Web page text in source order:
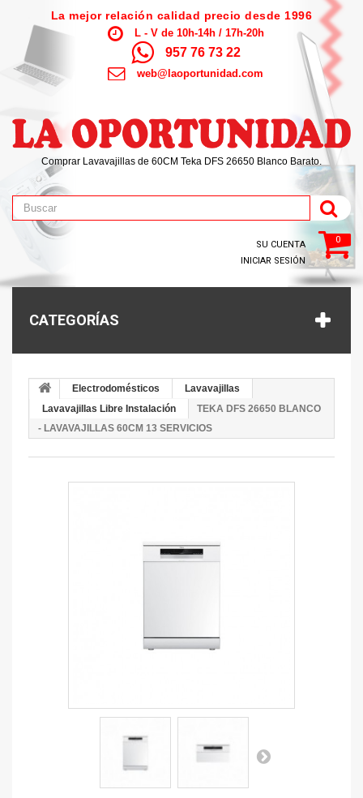
La mejor relación calidad precio desde 1996
L - V de 10h-14h / 17h-20h
957 76 73 22
web@laoportunidad.com
Comprar Lavavajillas de 60CM Teka DFS 26650 Blanco Barato.
0
SU CUENTA
INICIAR SESIÓN
CATEGORÍAS
Electrodomésticos
Lavavajillas
Lavavajillas Libre Instalación
TEKA DFS 26650 BLANCO
- LAVAVAJILLAS 60CM 13 SERVICIOS